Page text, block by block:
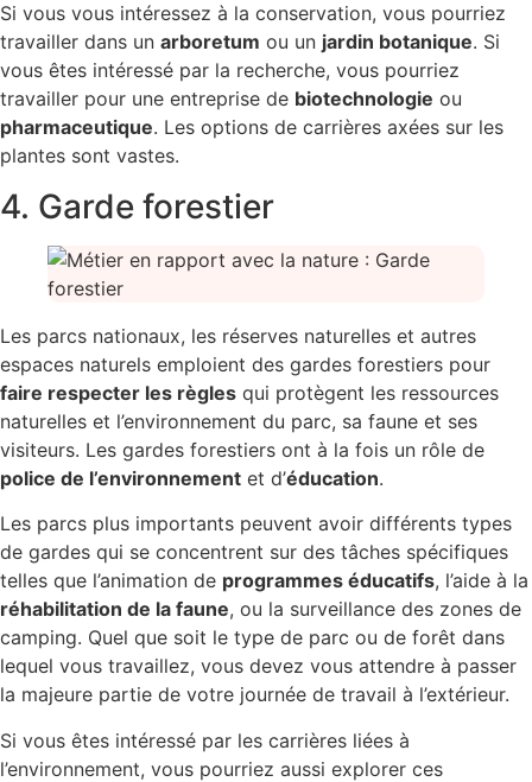
Si vous vous intéressez à la conservation, vous pourriez
travailler dans un arboretum ou un jardin botanique. Si
vous êtes intéressé par la recherche, vous pourriez
travailler pour une entreprise de biotechnologie ou
pharmaceutique. Les options de carrières axées sur les
plantes sont vastes.
4. Garde forestier
Les parcs nationaux, les réserves naturelles et autres
espaces naturels emploient des gardes forestiers pour
faire respecter les règles qui protègent les ressources
naturelles et l’environnement du parc, sa faune et ses
visiteurs. Les gardes forestiers ont à la fois un rôle de
police de l’environnement et d’éducation.
Les parcs plus importants peuvent avoir différents types
de gardes qui se concentrent sur des tâches spécifiques
telles que l’animation de programmes éducatifs, l’aide à la
réhabilitation de la faune, ou la surveillance des zones de
camping. Quel que soit le type de parc ou de forêt dans
lequel vous travaillez, vous devez vous attendre à passer
la majeure partie de votre journée de travail à l’extérieur.
Si vous êtes intéressé par les carrières liées à
l’environnement, vous pourriez aussi explorer ces